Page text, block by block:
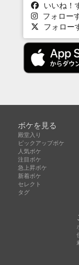
いいね！
フォロー
フォロー
ボケを見る
殿堂入り
ピックアップボケ
人気ボケ
注目ボケ
急上昇ボケ
新着ボケ
セレクト
タグ